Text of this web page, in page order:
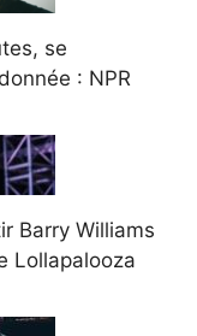
se
: NPR
Barry Williams
Lollapalooza